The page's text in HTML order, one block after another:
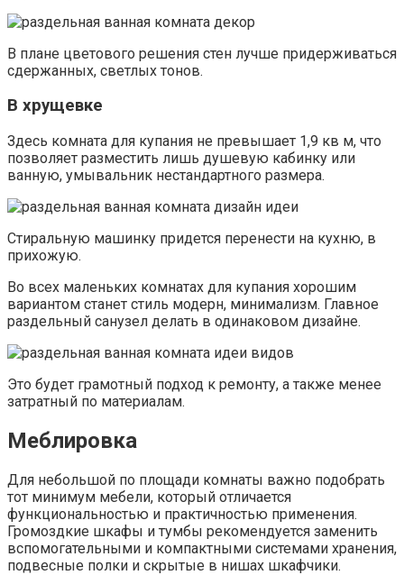
В плане цветового решения стен лучше придерживаться
сдержанных, светлых тонов.
В хрущевке
Здесь комната для купания не превышает 1,9 кв м, что
позволяет разместить лишь душевую кабинку или
ванную, умывальник нестандартного размера.
Стиральную машинку придется перенести на кухню, в
прихожую.
Во всех маленьких комнатах для купания хорошим
вариантом станет стиль модерн, минимализм. Главное
раздельный санузел делать в одинаковом дизайне.
Это будет грамотный подход к ремонту, а также менее
затратный по материалам.
Меблировка
Для небольшой по площади комнаты важно подобрать
тот минимум мебели, который отличается
функциональностью и практичностью применения.
Громоздкие шкафы и тумбы рекомендуется заменить
вспомогательными и компактными системами хранения,
подвесные полки и скрытые в нишах шкафчики.